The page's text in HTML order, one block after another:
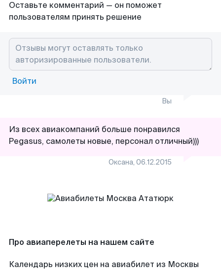
Оставьте комментарий — он поможет
пользователям принять решение
Войти
Вы
Из всех авиакомпаний больше понравился
Pegasus, самолеты новые, персонал отличный)))
Оксана, 06.12.2015
Про авиаперелеты на нашем сайте
Календарь низких цен на авиабилет из Москвы